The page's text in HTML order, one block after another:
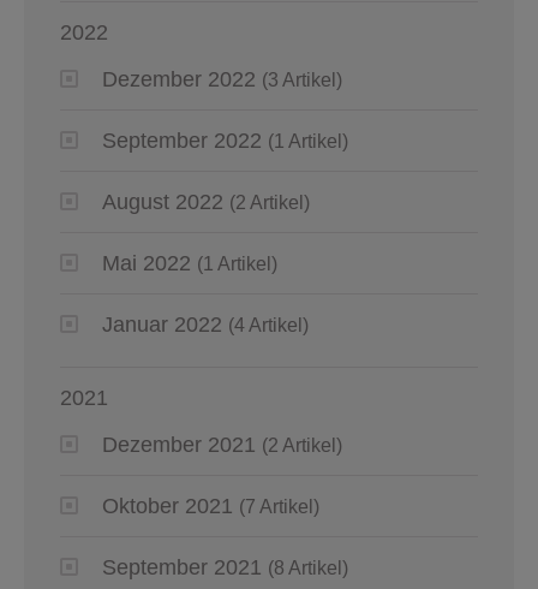
2022
Dezember 2022 (3 Artikel)
September 2022 (1 Artikel)
August 2022 (2 Artikel)
Mai 2022 (1 Artikel)
Januar 2022 (4 Artikel)
2021
Dezember 2021 (2 Artikel)
Oktober 2021 (7 Artikel)
September 2021 (8 Artikel)